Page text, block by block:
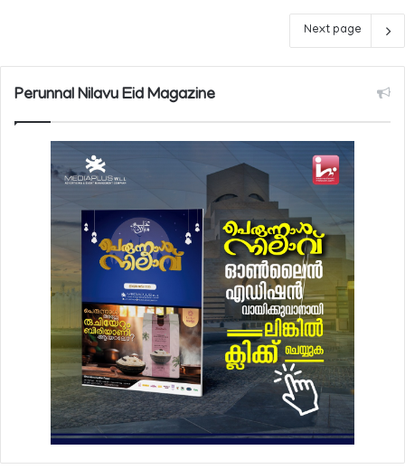
Next page
Perunnal Nilavu Eid Magazine